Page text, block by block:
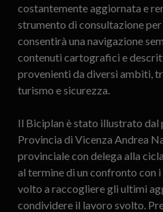
costantemente aggiornata e
strumento di consultazione
consentirà una navigazione
contenuti cartografici e
provenienti da diversi ambiti,
turismo e sicurezza.
Il Biciplan è stato illustrato dal
Provincia di Vicenza Andrea
provinciale con delega alla
al termine di un confronto con
volto a raccogliere gli ultimi
condividere il lavoro svolto.